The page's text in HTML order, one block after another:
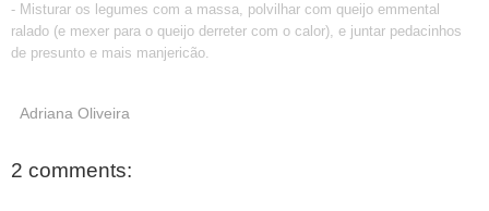
- Misturar os legumes com a massa, polvilhar com queijo emmental
ralado (e mexer para o queijo derreter com o calor), e juntar pedacinhos
de presunto e mais manjericão.
Adriana Oliveira
2 comments: